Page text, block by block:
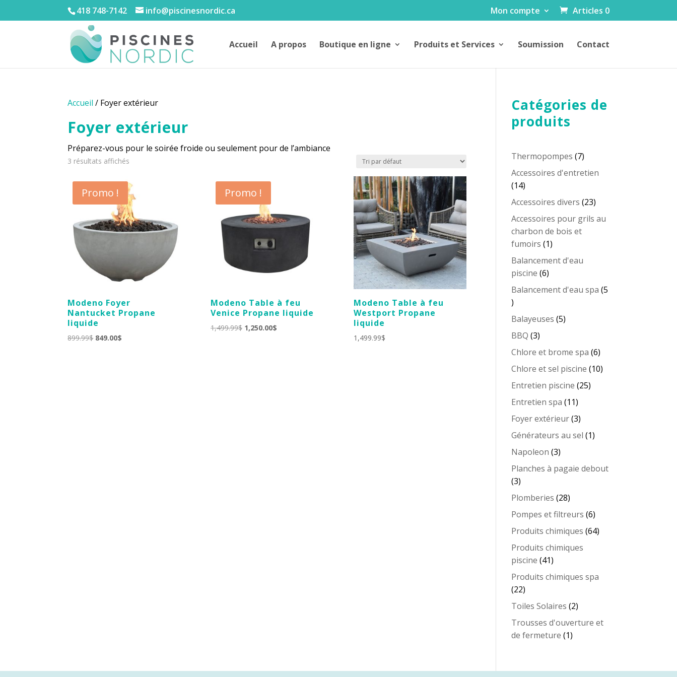
418 748-7142 info@piscinesnordic.ca Mon compte Articles 0
Accueil A propos Boutique en ligne Produits et Services Soumission Contact
Accueil / Foyer extérieur
Foyer extérieur
Préparez-vous pour le soirée froide ou seulement pour de l’ambiance
3 résultats affichés
Promo !
Modeno Foyer
Nantucket Propane
liquide
899.99$ Le
849.00$
Promo !
Modeno Table à feu
Venice Propane liquide
1,499.99$ Le
1,250.00$Le
Modeno Table à feu
Westport Propane
liquide
1,499.99$
Catégories de
produits
Thermopompes 77
produits
Accessoires d'entretien
1414
produits
Accessoires divers 2323
Accessoires pour grils au
charbon de bois et
fumoirs 11
produit
Balancement d'eau
piscine 66
produits
Balancement d'eau spa 5
5
produits
Balayeuses 55
BBQ 33
produits
Chlore et brome spa 66
produits
Chlore et sel piscine 1010
Entretien piscine 2525
Entretien spa 1111
produits
Foyer extérieur 33
produits
Générateurs au sel 11
Napoleon 33
produits
Planches à pagaie debout
33
produits
Plomberies 2828
produits
Pompes et filtreurs 66
produits
Produits chimiques 6464
Produits chimiques
piscine 4141
produits
Produits chimiques spa
2222
produits
Toiles Solaires 22
produits
Trousses d'ouverture et
de fermeture 11